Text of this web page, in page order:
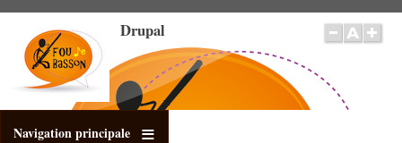
Inhalt
Drupal
Navigation principale